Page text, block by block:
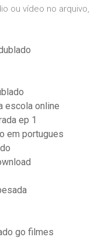
ou vídeo no arquivo,
escola online
ep 1
em portugues
go filmes